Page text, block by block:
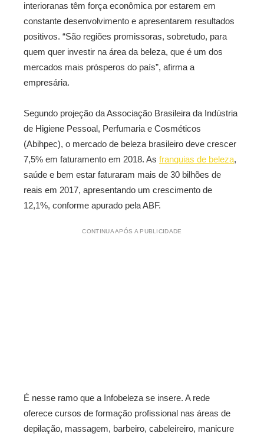
interioranas têm força econômica por estarem em
constante desenvolvimento e apresentarem resultados
positivos. “São regiões promissoras, sobretudo, para
quem quer investir na área da beleza, que é um dos
mercados mais prósperos do país”, afirma a
empresária.
Segundo projeção da Associação Brasileira da Indústria
de Higiene Pessoal, Perfumaria e Cosméticos
(Abihpec), o mercado de beleza brasileiro deve crescer
7,5% em faturamento em 2018. As franquias de beleza,
saúde e bem estar faturaram mais de 30 bilhões de
reais em 2017, apresentando um crescimento de
12,1%, conforme apurado pela ABF.
CONTINUA APÓS A PUBLICIDADE
É nesse ramo que a Infobeleza se insere. A rede
oferece cursos de formação profissional nas áreas de
depilação, massagem, barbeiro, cabeleireiro, manicure